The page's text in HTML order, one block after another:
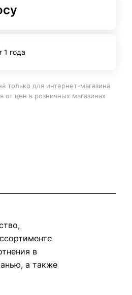
1 года
только для интернет-магазина
от цен в розничных магазинах
в
а также